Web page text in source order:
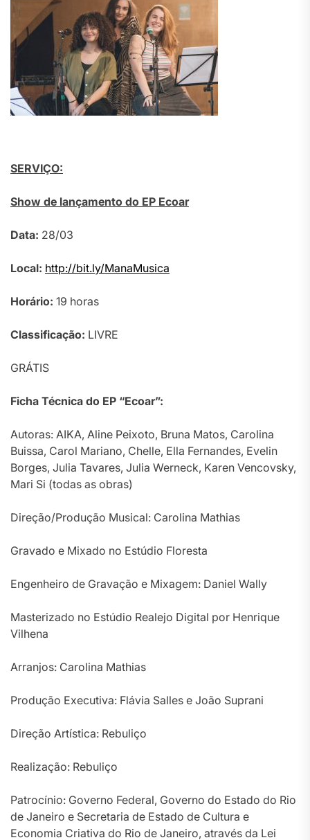
SERVIÇO:
Show de lançamento do EP Ecoar
Data: 28/03
Local: http://bit.ly/ManaMusica
Horário: 19 horas
Classificação: LIVRE
GRÁTIS
Ficha Técnica do EP “Ecoar”:
Autoras: AIKA, Aline Peixoto, Bruna Matos, Carolina
Buissa, Carol Mariano, Chelle, Ella Fernandes, Evelin
Borges, Julia Tavares, Julia Werneck, Karen Vencovsky,
Mari Si (todas as obras)
Direção/Produção Musical: Carolina Mathias
Gravado e Mixado no Estúdio Floresta
Engenheiro de Gravação e Mixagem: Daniel Wally
Masterizado no Estúdio Realejo Digital por Henrique
Vilhena
Arranjos: Carolina Mathias
Produção Executiva: Flávia Salles e João Suprani
Direção Artística: Rebuliço
Realização: Rebuliço
Patrocínio: Governo Federal, Governo do Estado do Rio
de Janeiro e Secretaria de Estado de Cultura e
Economia Criativa do Rio de Janeiro, através da Lei